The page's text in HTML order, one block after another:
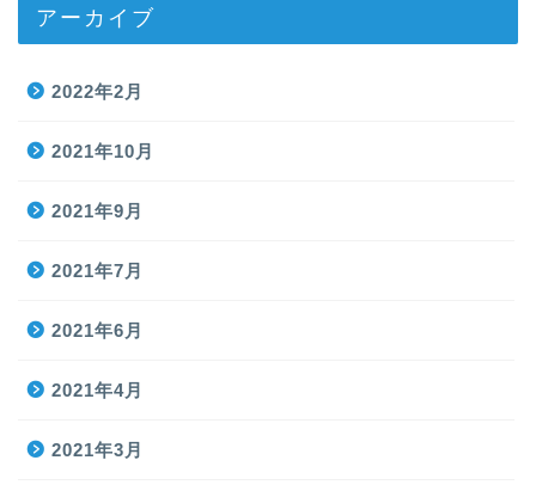
アーカイブ
2022年2月
2021年10月
2021年9月
2021年7月
2021年6月
2021年4月
2021年3月